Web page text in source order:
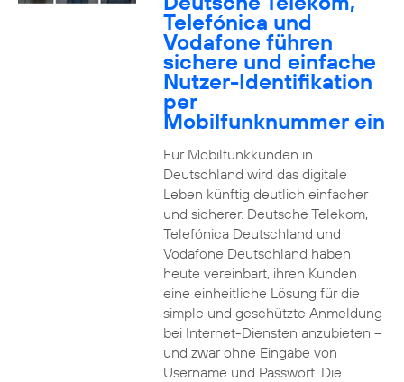
Telefónica und
Vodafone führen
sichere und einfache
Nutzer-Identifikation
per
Mobilfunknummer ein
Für Mobilfunkkunden in
Deutschland wird das digitale
Leben künftig deutlich einfacher
und sicherer. Deutsche Telekom,
Telefónica Deutschland und
Vodafone Deutschland haben
heute vereinbart, ihren Kunden
eine einheitliche Lösung für die
simple und geschützte Anmeldung
bei Internet-Diensten anzubieten –
und zwar ohne Eingabe von
Username und Passwort. Die